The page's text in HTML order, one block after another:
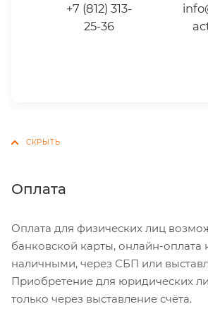
+7 (812) 313-
25-36
Оплата
Оплата для физических лиц
банковской карты, онлайн-оплата
наличными, через СБП или
Приобретение для юридических
только через выставление счёта.